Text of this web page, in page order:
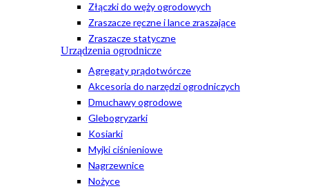
Złączki do węży ogrodowych
Zraszacze ręczne i lance zraszające
Zraszacze statyczne
Urządzenia ogrodnicze
Agregaty prądotwórcze
Akcesoria do narzędzi ogrodniczych
Dmuchawy ogrodowe
Glebogryzarki
Kosiarki
Myjki ciśnieniowe
Nagrzewnice
Nożyce